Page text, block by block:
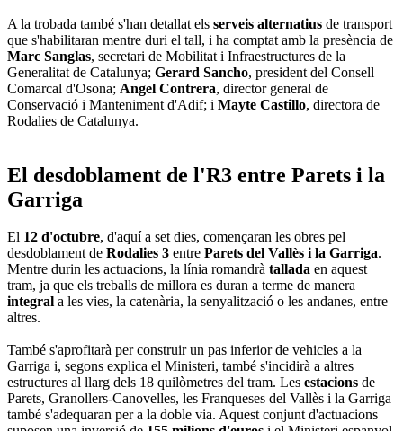
A la trobada també s'han detallat els serveis alternatius de transport
que s'habilitaran mentre duri el tall, i ha comptat amb la presència de
Marc Sanglas, secretari de Mobilitat i Infraestructures de la
Generalitat de Catalunya; Gerard Sancho, president del Consell
Comarcal d'Osona; Angel Contrera, director general de
Conservació i Manteniment d'Adif; i Mayte Castillo, directora de
Rodalies de Catalunya.
El desdoblament de l'R3 entre Parets i la
Garriga
El 12 d'octubre, d'aquí a set dies, començaran les obres pel
desdoblament de Rodalies 3 entre Parets del Vallès i la Garriga.
Mentre durin les actuacions, la línia romandrà tallada en aquest
tram, ja que els treballs de millora es duran a terme de manera
integral a les vies, la catenària, la senyalització o les andanes, entre
altres.
També s'aprofitarà per construir un pas inferior de vehicles a la
Garriga i, segons explica el Ministeri, també s'incidirà a altres
estructures al llarg dels 18 quilòmetres del tram. Les estacions de
Parets, Granollers-Canovelles, les Franqueses del Vallès i la Garriga
també s'adequaran per a la doble via. Aquest conjunt d'actuacions